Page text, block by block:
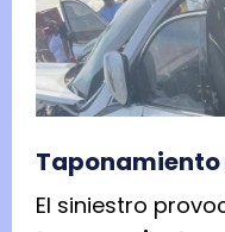
Taponamiento
El siniestro